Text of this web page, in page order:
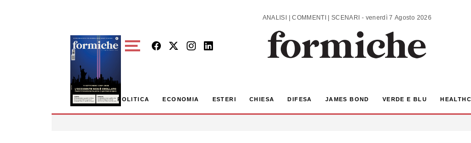
ANALISI | COMMENTI | SCENARI - venerdì 7 Agosto 2026
POLITICA ECONOMIA ESTERI CHIESA DIFESA JAMES BOND VERDE E BLU